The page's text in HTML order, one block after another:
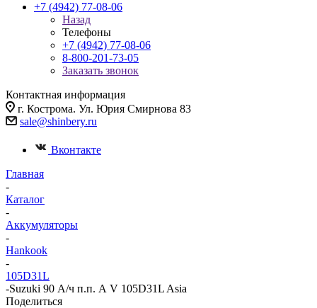
+7 (4942) 77-08-06
Назад
Телефоны
+7 (4942) 77-08-06
8-800-201-73-05
Заказать звонок
Контактная информация
г. Кострома. Ул. Юрия Смирнова 83
sale@shinbery.ru
Вконтакте
Главная
-
Каталог
-
Аккумуляторы
-
Hankook
-
105D31L
-Suzuki 90 А/ч п.п. А V 105D31L Asia
Поделиться